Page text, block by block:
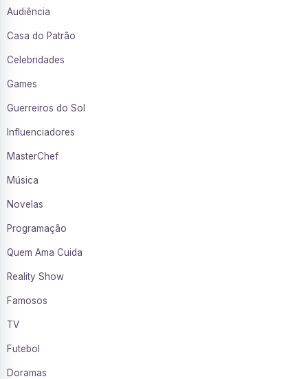
Audiência
Casa do Patrão
Celebridades
Games
Guerreiros do Sol
Influenciadores
MasterChef
Música
Novelas
Programação
Quem Ama Cuida
Reality Show
Famosos
TV
Futebol
Doramas